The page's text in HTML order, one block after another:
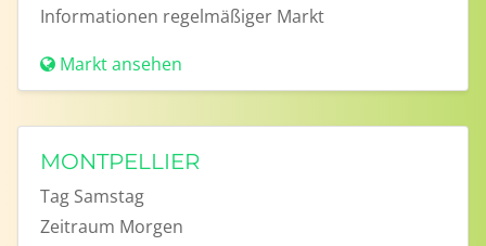
Informationen regelmäßiger Markt
Markt ansehen
MONTPELLIER
Tag Samstag
Zeitraum Morgen